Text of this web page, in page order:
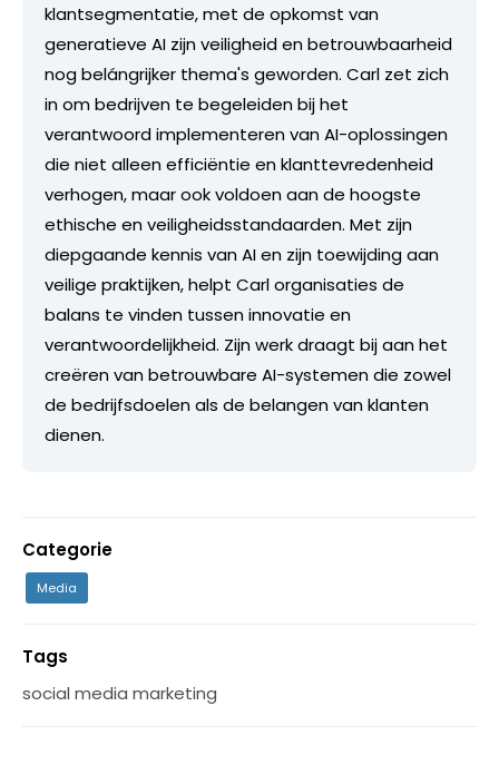
klantsegmentatie, met de opkomst van
generatieve AI zijn veiligheid en betrouwbaarheid
nog belángrijker thema's geworden. Carl zet zich
in om bedrijven te begeleiden bij het
verantwoord implementeren van AI-oplossingen
die niet alleen efficiëntie en klanttevredenheid
verhogen, maar ook voldoen aan de hoogste
ethische en veiligheidsstandaarden. Met zijn
diepgaande kennis van AI en zijn toewijding aan
veilige praktijken, helpt Carl organisaties de
balans te vinden tussen innovatie en
verantwoordelijkheid. Zijn werk draagt bij aan het
creëren van betrouwbare AI-systemen die zowel
de bedrijfsdoelen als de belangen van klanten
dienen.
Categorie
Media
Tags
social media marketing